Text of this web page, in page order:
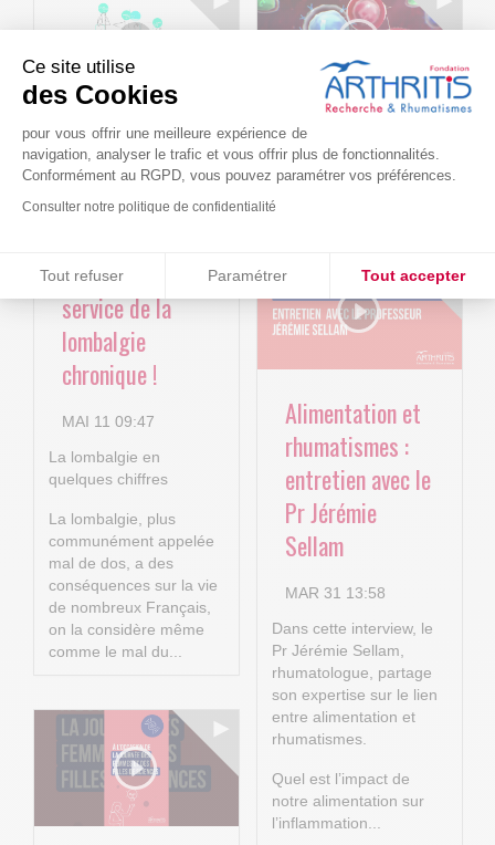
Ce site utilise
des Cookies
pour vous offrir une meilleure expérience de
navigation, analyser le trafic et vous offrir plus de fonctionnalités.
Conformément au RGPD, vous pouvez paramétrer vos préférences.
Consulter notre politique de confidentialité
Tout refuser Paramétrer Tout accepter
Axeptio consent
Plateforme de Gestion du Consentement : Personnalisez vos
Notre plateforme vous permet d'adapter et de gérer vos
Le projet BACK-
4P : Les
nouvelles
numériques au
service de la
lombalgie
chronique !
MAI 11 09:47
La lombalgie en
quelques chiffres
La lombalgie, plus
communément appelée
mal de dos, a des
conséquences sur la vie
de nombreux Français,
on la considère même
comme le mal du...
Arthritis4Cure -
Cure-RA
Alimentation et
rhumatismes :
entretien avec le
Pr Jérémie
Sellam
MAR 31 13:58
Dans cette interview, le
Pr Jérémie Sellam,
rhumatologue, partage
son expertise sur le lien
entre alimentation et
rhumatismes.
Quel est l’impact de
notre alimentation sur
l’inflammation...